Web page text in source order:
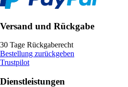
Versand und Rückgabe
30 Tage Rückgaberecht
Bestellung zurückgeben
Trustpilot
Dienstleistungen